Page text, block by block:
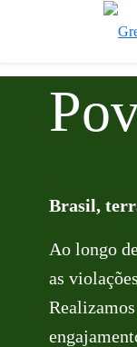
Brasil,
Ao longo
as